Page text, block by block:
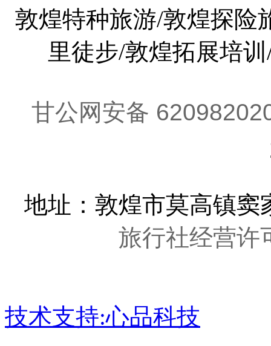
敦煌特种旅游/敦煌探险
里徒步/敦煌拓展培
甘公网安备
地址：敦煌市莫高镇
旅行社经营许
技术支持:心品科技